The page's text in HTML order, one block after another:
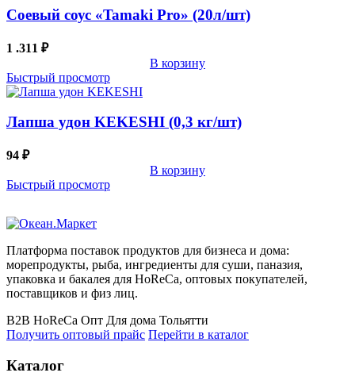
Соевый соус «Tamaki Pro» (20л/шт)
1 .311 ₽
В корзину
Быстрый просмотр
Лапша удон KEKESHI (0,3 кг/шт)
94 ₽
В корзину
Быстрый просмотр
Платформа поставок продуктов для бизнеса и дома:
морепродукты, рыба, ингредиенты для суши, паназия,
упаковка и бакалея для HoReCa, оптовых покупателей,
поставщиков и физ лиц.
B2B HoReCa Опт Для дома Тольятти
Получить оптовый прайс Перейти в каталог
Каталог